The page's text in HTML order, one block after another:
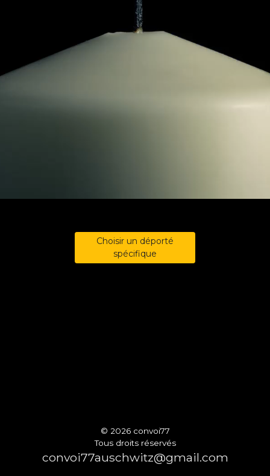
Choisir un déporté
spécifique
© 2026 convoi77
Tous droits réservés
convoi77auschwitz@gmail.com